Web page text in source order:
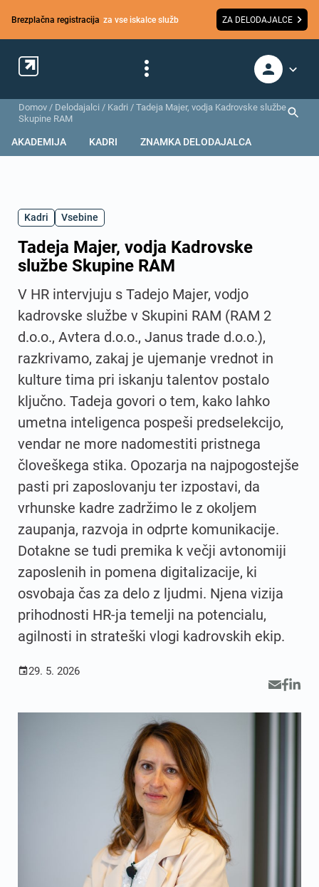
Brezplačna registracija za vse iskalce služb ZA DELODAJALCE
Domov / Delodajalci / Kadri / Tadeja Majer, vodja Kadrovske službe
Skupine RAM
AKADEMIJA KADRI ZNAMKA DELODAJALCA
Kadri Vsebine
Tadeja Majer, vodja Kadrovske
službe Skupine RAM
V HR intervjuju s Tadejo Majer, vodjo
kadrovske službe v Skupini RAM (RAM 2
d.o.o., Avtera d.o.o., Janus trade d.o.o.),
razkrivamo, zakaj je ujemanje vrednot in
kulture tima pri iskanju talentov postalo
ključno. Tadeja govori o tem, kako lahko
umetna inteligenca pospeši predselekcijo,
vendar ne more nadomestiti pristnega
človeškega stika. Opozarja na najpogostejše
pasti pri zaposlovanju ter izpostavi, da
vrhunske kadre zadržimo le z okoljem
zaupanja, razvoja in odprte komunikacije.
Dotakne se tudi premika k večji avtonomiji
zaposlenih in pomena digitalizacije, ki
osvobaja čas za delo z ljudmi. Njena vizija
prihodnosti HR‑ja temelji na potencialu,
agilnosti in strateški vlogi kadrovskih ekip.
29. 5. 2026